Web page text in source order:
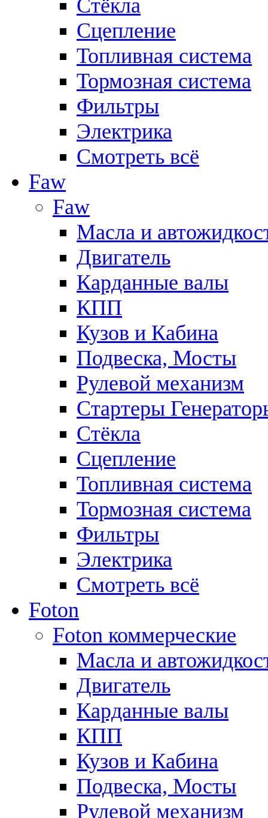
Стёкла
Сцепление
Топливная система
Тормозная система
Фильтры
Электрика
Смотреть всё
Faw
Faw
Масла и
Двигатель
Карданные валы
КПП
Кузов и Кабина
Подвеска, Мосты
Рулевой механизм
Стартеры
Стёкла
Сцепление
Топливная система
Тормозная система
Фильтры
Электрика
Смотреть всё
Foton
Foton коммерческие
Масла и
Двигатель
Карданные валы
КПП
Кузов и Кабина
Подвеска, Мосты
Рулевой механизм